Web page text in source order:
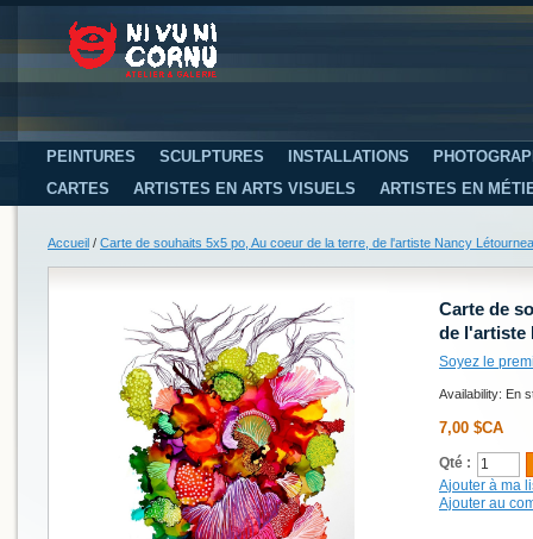
PEINTURES SCULPTURES INSTALLATIONS
CARTES
ARTISTES EN ARTS VISUELS ARTISTES EN
Accueil / Carte de souhaits 5x5 po, Au coeur de la terre, de l'artiste Nancy
Carte de
de l'artiste
Soyez le
Availability: En
7,00 $CA
Qté :
Ajouter à ma
Ajouter au